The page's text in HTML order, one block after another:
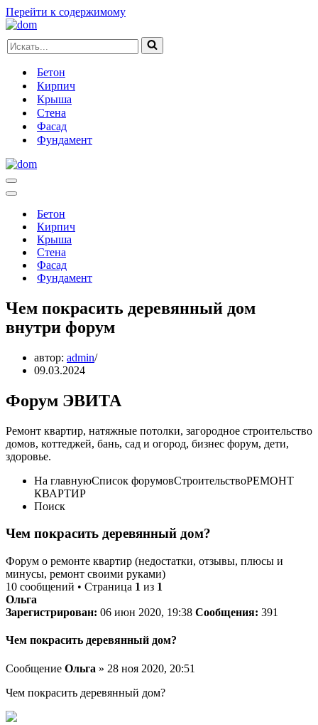
Перейти к содержимому
Искать...
Бетон
Кирпич
Крыша
Стена
Фасад
Фундамент
Меню
навигации
Меню
навигацииБетон
Кирпич
Крыша
Стена
Фасад
Фундамент
Чем покрасить деревянный дом
внутри форум
автор: admin
09.03.2024
Форум ЭВИТА
Ремонт квартир, натяжные потолки, загородное строительство
домов, коттеджей, бань, сад и огород, бизнес форум, дети,
здоровье.
На главнуюСписок форумовСтроительствоРЕМОНТ
КВАРТИР
Поиск
Чем покрасить деревянный дом?
Форум о ремонте квартир (недостатки, отзывы, плюсы и
минусы, ремонт своими руками)
10 сообщений • Страница 1 из 1
Ольга
Зарегистрирован: 06 июн 2020, 19:38 Сообщения: 391
Чем покрасить деревянный дом?
Сообщение Ольга » 28 ноя 2020, 20:51
Чем покрасить деревянный дом?